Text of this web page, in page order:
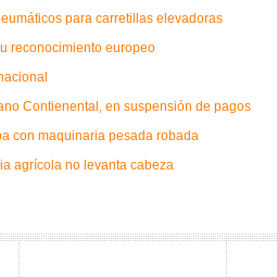
para carretillas elevadoras
reconocimiento europeo
Contienental, en suspensión de pagos
con maquinaria pesada robada
agrícola no levanta cabeza